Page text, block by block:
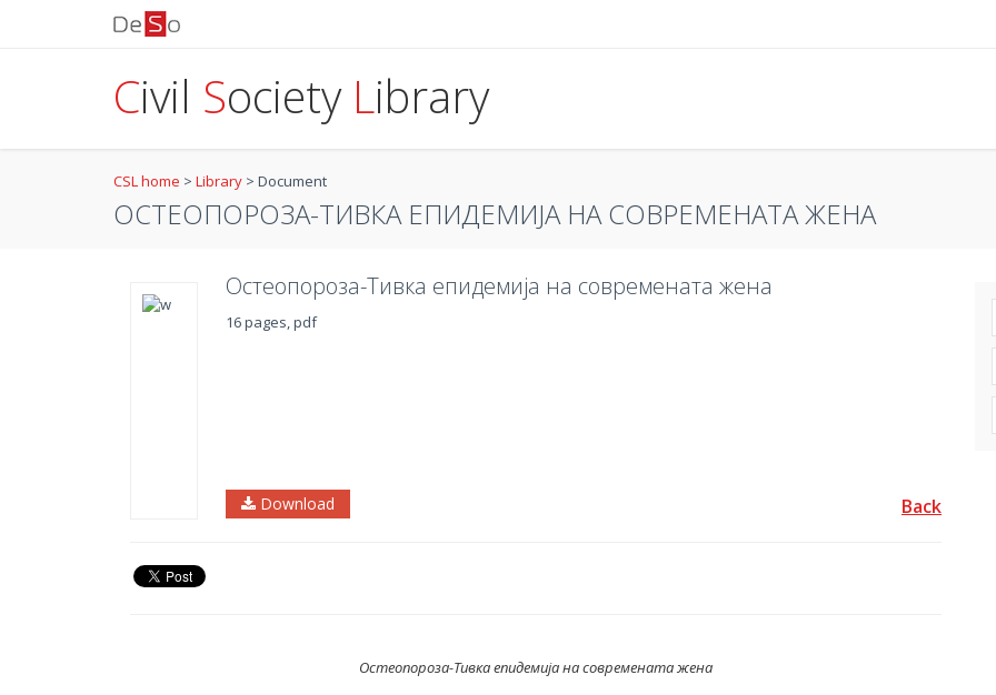
Civil Society Library
CSL home > Library > Document
ОСТЕОПОРОЗА-ТИВКА ЕПИДЕМИЈА НА СОВРЕМЕНАТА ЖЕНА
Остеопороза-Тивка епидемија на современата жена
16 pages, pdf
Download Back
Остеопороза-Тивка епидемија на современата жена